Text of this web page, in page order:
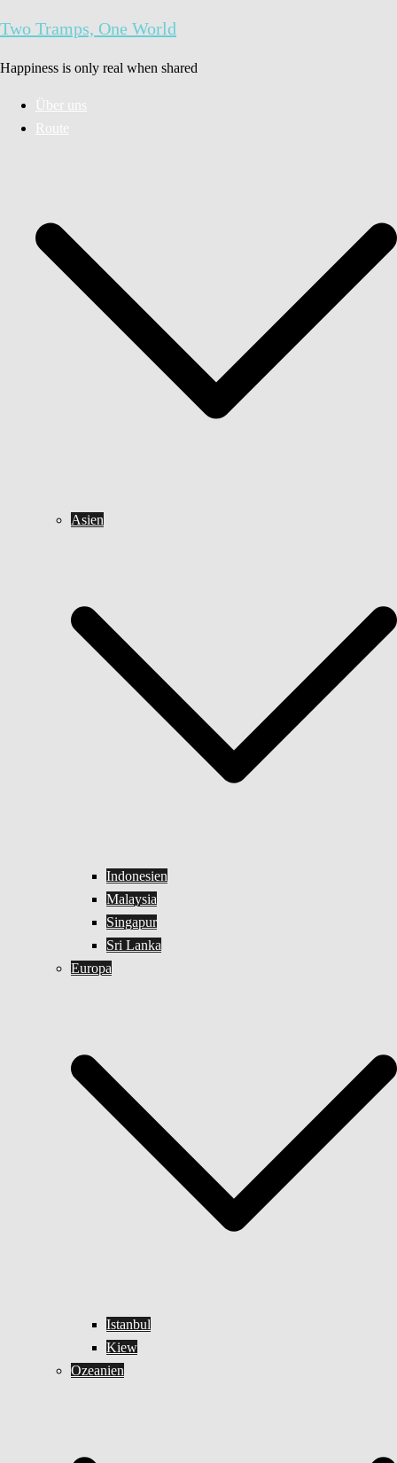
Inhalt
Two Tramps, One World
Happiness is only real when shared
Über uns
Route
Asien
Indonesien
Malaysia
Singapur
Sri Lanka
Europa
Istanbul
Kiew
Ozeanien